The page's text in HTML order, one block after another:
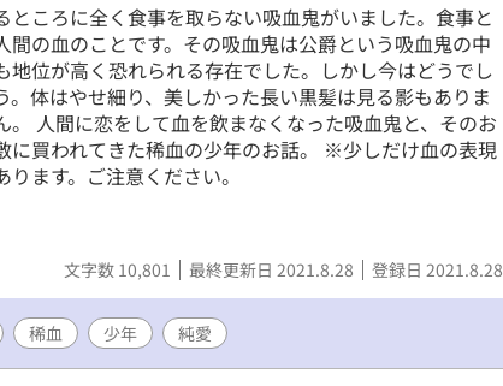
ところに全く食事を取らない吸血鬼がいました。食事と
間の血のことです。その吸血鬼は公爵という吸血鬼の中
地位が高く恐れられる存在でした。しかし今はどうでし
。体はやせ細り、美しかった長い黒髪は見る影もありま
。 人間に恋をして血を飲まなくなった吸血鬼と、そのお
に買われてきた稀血の少年のお話。 ※少しだけ血の表現
ります。ご注意ください。
文字数 10,801 最終更新日 2021.8.28 登録日 2021.8.28
稀血 少年 純愛